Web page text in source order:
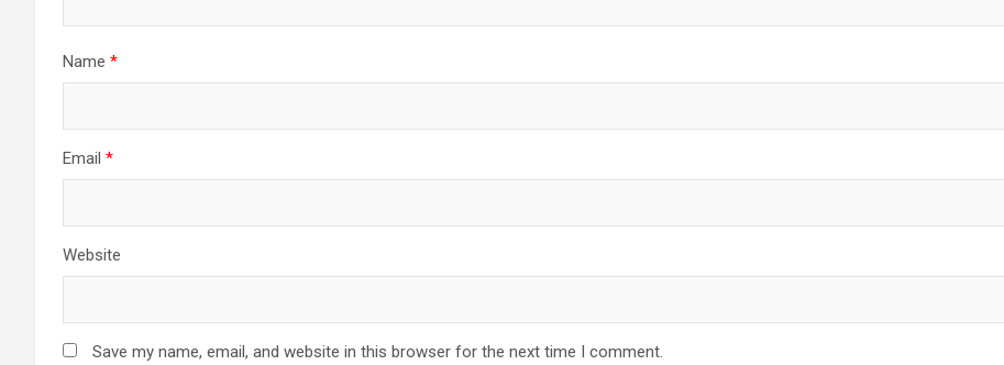
Name *
Email *
Website
Save my name, email, and website in this browser for the next time I comment.